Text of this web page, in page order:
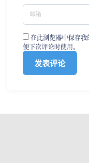
在此浏览器中保存
便下次评论时使用。